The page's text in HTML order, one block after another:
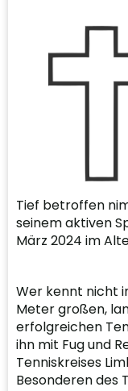
Tief betroffen
seinem aktiven
März 2024 im
Wer kennt nicht
Meter großen,
erfolgreichen
ihn mit Fug und
Tenniskreises
Besonderen des